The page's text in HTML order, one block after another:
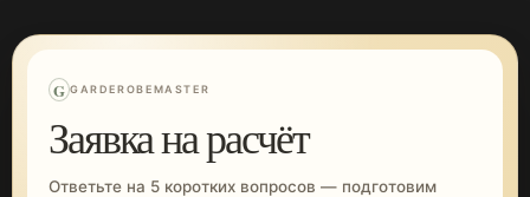
G GARDEROBEMASTER
Заявка на расчёт
Ответьте на 5 коротких вопросов — подготовим